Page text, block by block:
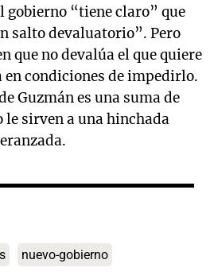
gobierno “tiene claro” que
salto devaluatorio”. Pero
que no devalúa el que quiere
en condiciones de impedirlo.
Guzmán es una suma de
le sirven a una hinchada
nuevo-gobierno